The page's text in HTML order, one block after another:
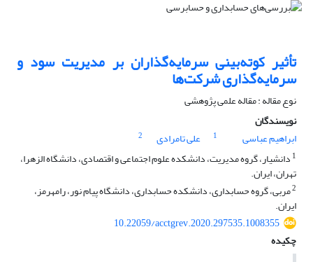
تأثیر کوته‌بینی سرمایه‌گذاران بر مدیریت سود و
سرمایه‌گذاری شرکت‌ها
نوع مقاله : مقاله علمی پژوهشی
نویسندگان
ابراهیم عباسی
1 علی تامرادی
2
1 دانشیار، گروه مدیریت، دانشکده علوم اجتماعی و اقتصادی، دانشگاه الزهرا،
تهران، ایران.
2مربی، گروه حسابداری، دانشکده حسابداری، دانشگاه پیام نور، رامهرمز،
ایران.
10.22059/acctgrev.2020.297535.1008355
چکیده